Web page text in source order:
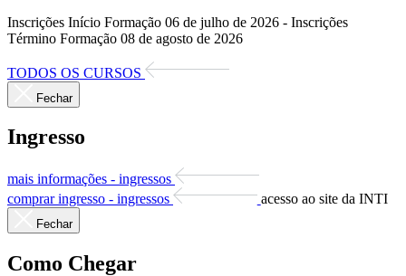
Inscrições Início Formação 06 de julho de 2026 - Inscrições
Término Formação 08 de agosto de 2026
TODOS OS CURSOS
Fechar
Ingresso
mais informações - ingressos
comprar ingresso - ingressos
acesso ao site da INTI
Fechar
Como Chegar